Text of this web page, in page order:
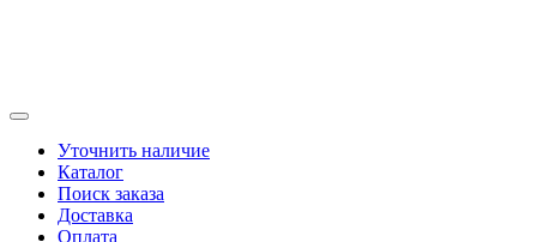
Уточнить наличие
Каталог
Поиск заказа
Доставка
Оплата